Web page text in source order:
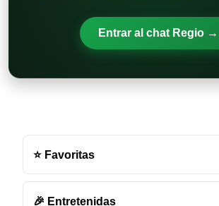
Entrar al chat Regio →
de
chat
disponibles
⭐ Favoritas
🎉 Entretenidas